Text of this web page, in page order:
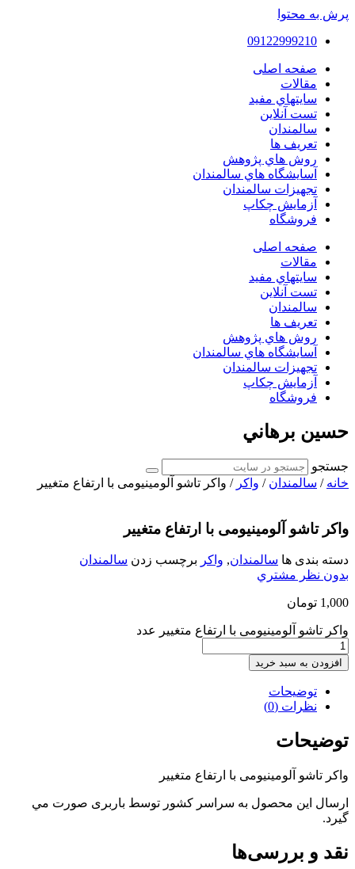
پرش به محتوا
09122999210
صفحه اصلی
مقالات
سايتهاي مفيد
تست آنلاین
سالمندان
تعريف ها
روش هاي پژوهش
آسايشگاه هاي سالمندان
تجهیزات سالمندان
آزمايش چكاپ
فروشگاه
صفحه اصلی
مقالات
سايتهاي مفيد
تست آنلاین
سالمندان
تعريف ها
روش هاي پژوهش
آسايشگاه هاي سالمندان
تجهیزات سالمندان
آزمايش چكاپ
فروشگاه
حسين برهاني
جستجو
خانه / سالمندان / واکر / واکر تاشو آلومینیومی با ارتفاع متغییر
واکر تاشو آلومینیومی با ارتفاع متغییر
دسته بندی ها سالمندان, واکر برچسب زدن سالمندان
بدون نظر مشتري
1,000 تومان
واکر تاشو آلومینیومی با ارتفاع متغییر عدد
افزودن به سبد خرید
توضیحات
نظرات (0)
توضیحات
واکر تاشو آلومینیومی با ارتفاع متغییر
ارسال اين محصول به سراسر کشور توسط باربری صورت مي
گيرد.
نقد و بررسی‌ها